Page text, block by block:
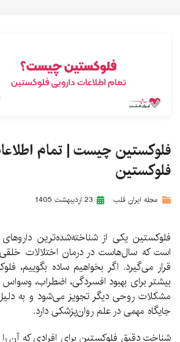
فلوکستین چیست | تمام
فلوکستین
مجله ایران قلب 23 ارديبهشت 1405
فلوکستین یکی از شناخته‌شده‌ترین
است که سال‌هاست در درمان اختلالات خلقی
قرار می‌گیرد. اگر بخواهیم ساده بگوییم،
بیشتر برای بهبود افسردگی، اضطراب،
مشکلات روحی دیگر تجویز می‌شود و به
جایگاه مهمی در علم روان‌پزشکی دارد.
شناخت دقیق فلوکستین برای افرادی که آن